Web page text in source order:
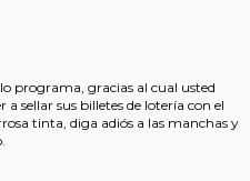
programa, gracias al cual usted
sellar sus billetes de lotería con el
tinta, diga adiós a las manchas y